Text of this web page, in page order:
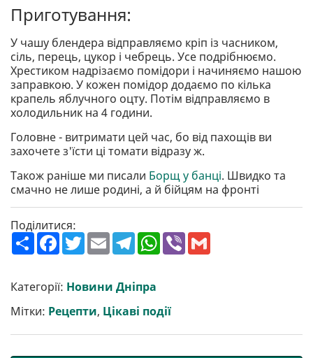
Приготування:
У чашу блендера відправляємо кріп із часником,
сіль, перець, цукор і чебрець. Усе подрібнюємо.
Хрестиком надрізаємо помідори і начиняємо нашою
заправкою. У кожен помідор додаємо по кілька
крапель яблучного оцту. Потім відправляємо в
холодильник на 4 години.
Головне - витримати цей час, бо від пахощів ви
захочете з'їсти ці томати відразу ж.
Також раніше ми писали Борщ у банці. Швидко та
смачно не лише родині, а й бійцям на фронті
Поділитися:
П
о
р
и
т
и
F
a
b
o
o
k
T
w
t
e
r
E
m
l
T
e
g
r
a
m
W
h
p
p
V
Категорії: Новини Дніпра
Мітки: Рецепти, Цікаві події